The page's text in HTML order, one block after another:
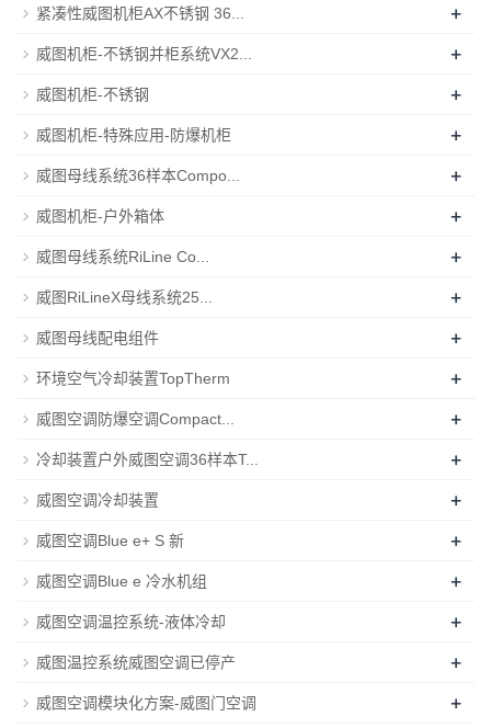
紧凑性威图机柜AX不锈钢 36... +
威图机柜-不锈钢并柜系统VX2... +
威图机柜-不锈钢 +
威图机柜-特殊应用-防爆机柜 +
威图母线系统36样本Compo... +
威图机柜-户外箱体 +
威图母线系统RiLine Co... +
威图RiLineX母线系统25... +
威图母线配电组件 +
环境空气冷却装置TopTherm +
威图空调防爆空调Compact... +
冷却装置户外威图空调36样本T... +
威图空调冷却装置 +
威图空调Blue e+ S 新 +
威图空调Blue e 冷水机组 +
威图空调温控系统-液体冷却 +
威图温控系统威图空调已停产 +
威图空调模块化方案-威图门空调 +